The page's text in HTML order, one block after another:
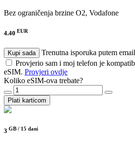
Bez ograničenja brzine O2, Vodafone
4.40 EUR
Kupi sada
Trenutna isporuka putem
Provjerio sam i moj telefon je
eSIM. Provjeri ovdje
Koliko eSIM-ova trebate?
Plati karticom
3 GB / 15 dani